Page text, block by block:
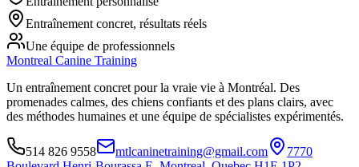
Entraînement concret, résultats réels
Une équipe de professionnels
Montreal Canine Training
Un entraînement concret pour la vraie vie à Montréal. Des
promenades calmes, des chiens confiants et des plans clairs, avec
des méthodes humaines et une équipe de spécialistes expérimentés.
514 826 9558 mtlcaninetraining@gmail.com
7770